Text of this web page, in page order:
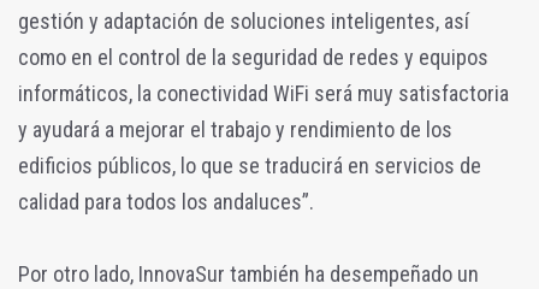
gestión y adaptación de soluciones inteligentes, así
como en el control de la seguridad de redes y equipos
informáticos, la conectividad WiFi será muy satisfactoria
y ayudará a mejorar el trabajo y rendimiento de los
edificios públicos, lo que se traducirá en servicios de
calidad para todos los andaluces”.
Por otro lado, InnovaSur también ha desempeñado un